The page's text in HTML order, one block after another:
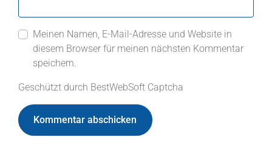
Meinen Namen, E-Mail-Adresse und Website in
diesem Browser für meinen nächsten Kommentar
speichern.
Geschützt durch BestWebSoft Captcha